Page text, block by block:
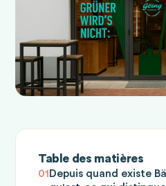
Table des matières
01Depuis quand existe